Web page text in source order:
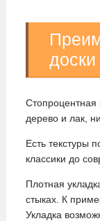
доски
Стопроцентная
дерево и лак,
Есть текстуры
классики до
Плотная
стыках. К
Укладка